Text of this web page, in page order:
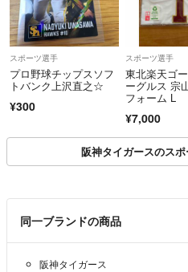
スポーツ選手
プロ野球チップスソフ
トバンク上沢直之☆
¥300
スポーツ選手
東北楽天ゴ
ーグルス 宗
フォーム L
¥7,000
阪神タイガースのス
同一ブランドの商品
阪神タイガース